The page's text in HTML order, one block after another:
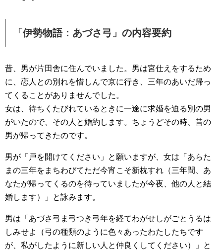
「伊勢物語：あづさ弓」の内容要約
昔、男が片田舎に住んでいました。男は宮仕えをするため
に、恋人との別れを惜しんで京に行き、三年のあいだ帰っ
てくることがありませんでした。
女は、待ちくたびれているときに一途に求婚を迫る別の男
がいたので、その人と婚約します。ちょうどその時、昔の
男が帰ってきたのです。
男が「戸を開けてください」と願いますが、女は「あらた
まの三年をまちわびてただ今宵こそ新枕すれ（三年間、あ
なたが帰ってくるのを待っていましたが今夜、他の人と結
婚します）」と詠みます。
男は「あづさ弓ま弓つき弓年を経てわがせしがごとうるは
しみせよ（弓の種類のように色々あったわたしたちです
が、私がしたように新しい人と仲良くしてください）」と